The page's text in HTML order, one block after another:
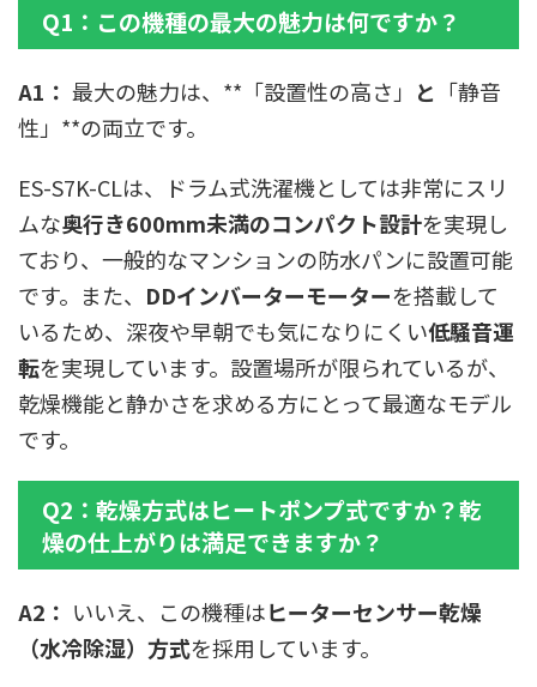
Q1：この機種の最大の魅力は何ですか？
A1： 最大の魅力は、**「設置性の高さ」 と 「静音
性」**の両立です。
ES-S7K-CLは、ドラム式洗濯機としては非常にスリ
ムな奥行き600mm未満のコンパクト設計を実現し
ており、一般的なマンションの防水パンに設置可能
です。また、 DDインバーターモーターを搭載して
いるため、深夜や早朝でも気になりにくい低騒音運
転を実現しています。設置場所が限られているが、
乾燥機能と静かさを求める方にとって最適なモデル
です。
Q2：乾燥方式はヒートポンプ式ですか？乾
燥の仕上がりは満足できますか？
A2： いいえ、この機種はヒーターセンサー乾燥
（水冷除湿）方式を採用しています。